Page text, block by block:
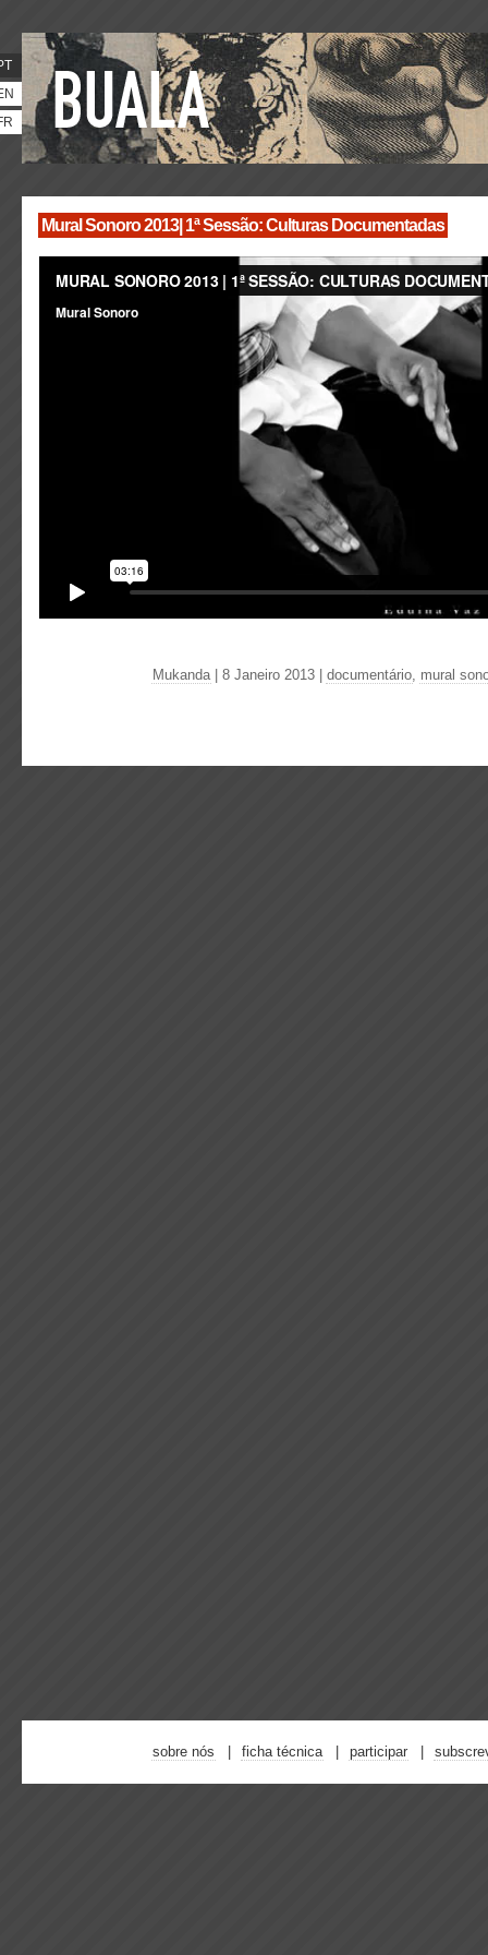
Mural Sonoro 2013| 1ª Sessão: Culturas Documentadas
Mukanda| 8 Janeiro 2013 documentário, mural
sobre nós ficha técnica participar